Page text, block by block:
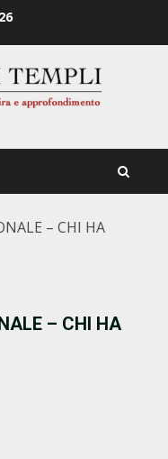
– CHI HA
– CHI HA